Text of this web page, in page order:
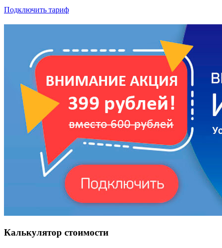
Подключить тариф
Калькулятор стоимости